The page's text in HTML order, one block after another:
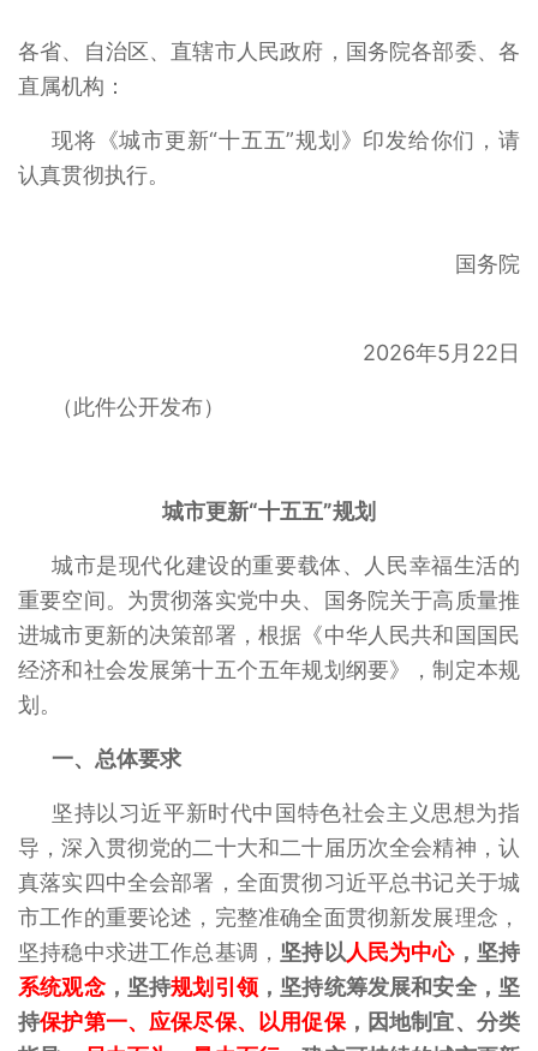
各省、自治区、直辖市人民政府，国务院各部委、各
直属机构：
现将《城市更新“十五五”规划》印发给你们，请
认真贯彻执行。
国务院
2026年5月22日
（此件公开发布）
城市更新“十五五”规划
城市是现代化建设的重要载体、人民幸福生活的
重要空间。为贯彻落实党中央、国务院关于高质量推
进城市更新的决策部署，根据《中华人民共和国国民
经济和社会发展第十五个五年规划纲要》，制定本规
划。
一、总体要求
坚持以习近平新时代中国特色社会主义思想为指
导，深入贯彻党的二十大和二十届历次全会精神，认
真落实四中全会部署，全面贯彻习近平总书记关于城
市工作的重要论述，完整准确全面贯彻新发展理念，
坚持稳中求进工作总基调， 坚持以人民为中心，坚持
系统观念，坚持规划引领 ，坚持统筹发展和安全，坚
持保护第一、应保尽保、以用促保，因地制宜、分类